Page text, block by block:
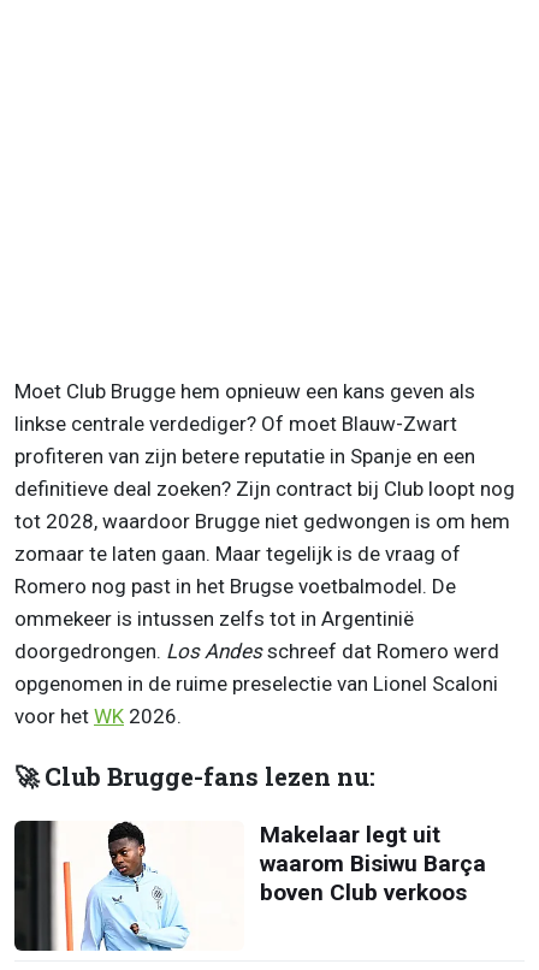
Moet Club Brugge hem opnieuw een kans geven als
linkse centrale verdediger? Of moet Blauw-Zwart
profiteren van zijn betere reputatie in Spanje en een
definitieve deal zoeken? Zijn contract bij Club loopt nog
tot 2028, waardoor Brugge niet gedwongen is om hem
zomaar te laten gaan. Maar tegelijk is de vraag of
Romero nog past in het Brugse voetbalmodel. De
ommekeer is intussen zelfs tot in Argentinië
doorgedrongen. Los Andesschreef dat Romero werd
opgenomen in de ruime preselectie van Lionel Scaloni
voor het WK 2026.
🚀 Club Brugge-fans lezen nu:
Makelaar legt uit
waarom Bisiwu Barça
boven Club verkoos